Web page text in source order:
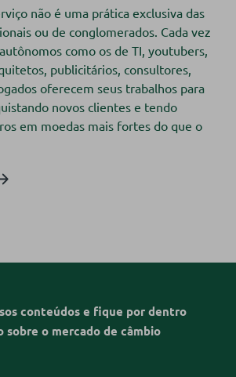
não é uma prática exclusiva das
ou de conglomerados. Cada vez
como os de TI, youtubers,
publicitários, consultores,
oferecem seus trabalhos para
novos clientes e tendo
em moedas mais fortes do que o
conteúdos e fique por dentro
sobre o mercado de câmbio